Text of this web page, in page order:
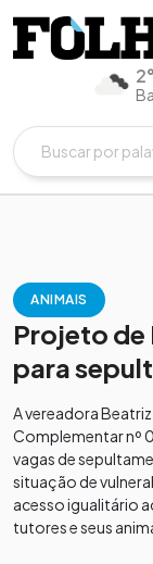
ANIMAIS
Projeto de
para
A vereadora
Complementar nº
vagas de
situação de
acesso igualitário
tutores e seus